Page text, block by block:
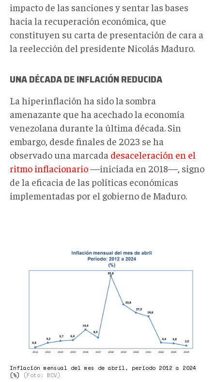
impacto de las sanciones y sentar las bases
hacia la recuperación económica, que
constituyen su carta de presentación de cara a
la reelección del presidente Nicolás Maduro.
UNA DÉCADA DE INFLACIÓN REDUCIDA
La hiperinflación ha sido la sombra
amenazante que ha acechado la economía
venezolana durante la última década. Sin
embargo, desde finales de 2023 se ha
observado una marcada desaceleración en el
ritmo inflacionario—iniciada en 2018—, signo
de la eficacia de las políticas económicas
implementadas por el gobierno de Maduro.
Inflación mensual del mes de abril, periodo 2012 a 2024
(%)
(Foto: BCV)